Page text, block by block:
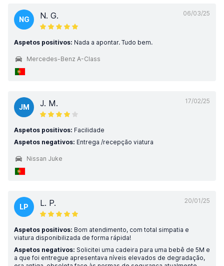
06/03/25
NG N. G.
Aspetos positivos: Nada a apontar. Tudo bem.
Mercedes-Benz A-Class
17/02/25
JM J. M.
Aspetos positivos: Facilidade
Aspetos negativos: Entrega /recepção viatura
Nissan Juke
20/01/25
LP L. P.
Aspetos positivos: Bom atendimento, com total simpatia e
viatura disponibilizada de forma rápida!
Aspetos negativos: Solicitei uma cadeira para uma bebê de 5M e
a que foi entregue apresentava níveis elevados de degradação,